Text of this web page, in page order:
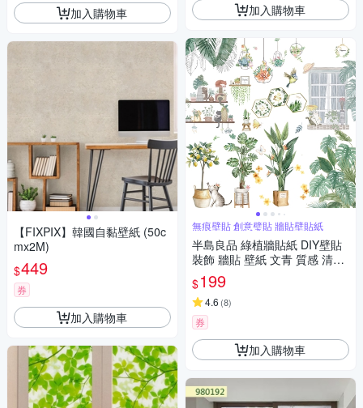
加入購物車
【FIXPIX】韓國自黏壁紙 (50c
mx2M)
$449
券
加入購物車
加入購物車
無痕壁貼 創意璧貼 牆貼壁貼紙
半島良品 綠植牆貼紙 DIY壁貼
裝飾 牆貼 壁紙 文青 質感 清新
牆貼 植物壁貼 樹木 背景貼畫
$199
4.6 (8)
券
加入購物車